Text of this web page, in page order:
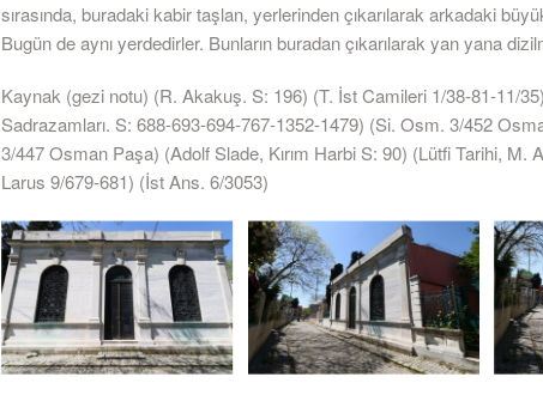
sırasında, buradaki kabir taşlan, yerlerinden çıkarılarak arkadaki
Bugün de aynı yerdedirler. Bunların buradan çıkarılarak yan yana
Kaynak (gezi notu) (R. Akakuş. S: 196) (T. İst Camileri 1/38-81-11/
Sadrazamları. S: 688-693-694-767-1352-1479) (Si. Osm. 3/452
3/447 Osman Paşa) (Adolf Slade, Kırım Harbi S: 90) (Lütfi Tarihi, M.
Larus 9/679-681) (İst Ans. 6/3053)